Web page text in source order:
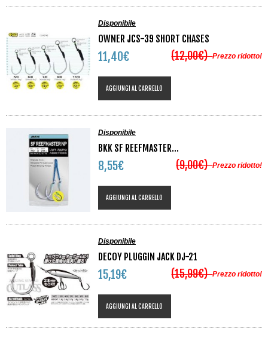
Disponibile
OWNER JCS-39 SHORT CHASES
Prezzo ridotto!
11,40€ (12,00€)
AGGIUNGI AL CARRELLO
Disponibile
BKK SF REEFMASTER...
Prezzo ridotto!
8,55€ (9,00€)
AGGIUNGI AL CARRELLO
Disponibile
DECOY PLUGGIN JACK DJ-21
Prezzo ridotto!
15,19€ (15,99€)
AGGIUNGI AL CARRELLO